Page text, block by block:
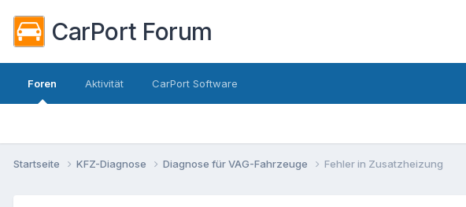
CarPort Forum
Foren Aktivität CarPort Software
Startseite KFZ-Diagnose Diagnose für VAG-Fahrzeuge Fehler in Zusatzheizung